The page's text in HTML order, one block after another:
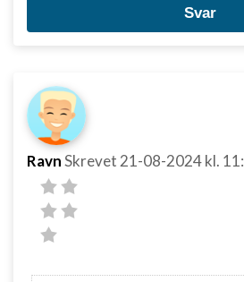
Svar
RavnSkrevet 21-08-2024kl.